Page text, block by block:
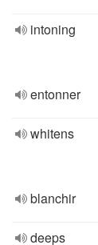
intoning
entonner
whitens
blanchir
deeps